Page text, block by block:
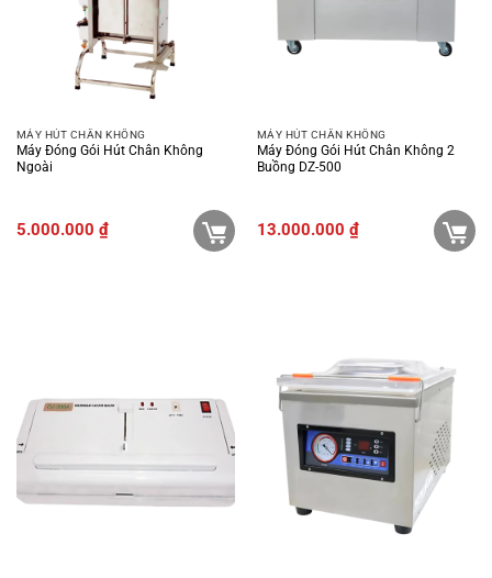
MÁY HÚT CHÂN KHÔNG
Máy Đóng Gói Hút Chân Không
Ngoài
5.000.000 ₫
MÁY HÚT CHÂN KHÔNG
Máy Đóng Gói Hút Chân Không 2
Buồng DZ-500
13.000.000 ₫